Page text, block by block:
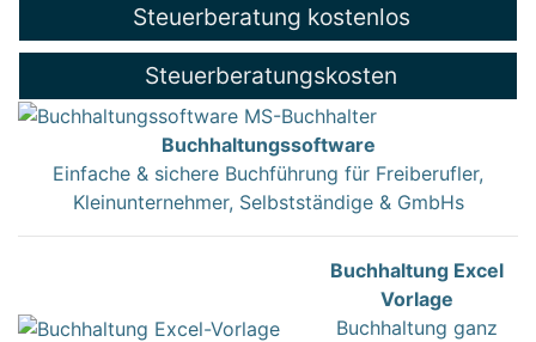
Steuerberatung kostenlos
Steuerberatungskosten
Buchhaltungssoftware
Einfache & sichere Buchführung für Freiberufler,
Kleinunternehmer, Selbstständige & GmbHs
Buchhaltung Excel
Vorlage
Buchhaltung ganz